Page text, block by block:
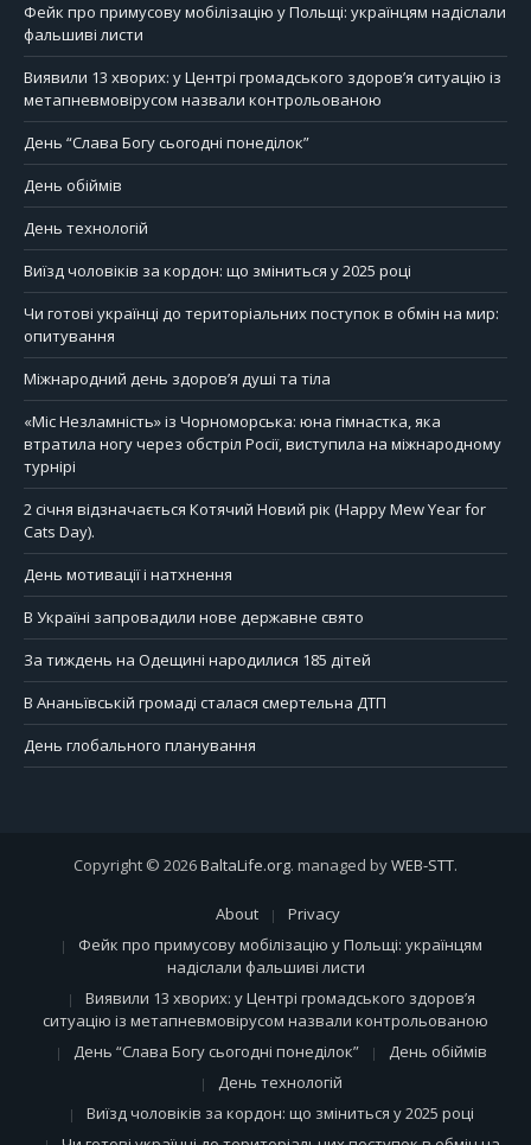
Фейк про примусову мобілізацію у Польщі: українцям надіслали
фальшиві листи
Виявили 13 хворих: у Центрі громадського здоров’я ситуацію із
метапневмовірусом назвали контрольованою
День “Слава Богу сьогодні понеділок”
День обіймів
День технологій
Виїзд чоловіків за кордон: що зміниться у 2025 році
Чи готові українці до територіальних поступок в обмін на мир:
опитування
Міжнародний день здоров’я душі та тіла
«Міс Незламність» із Чорноморська: юна гімнастка, яка
втратила ногу через обстріл Росії, виступила на міжнародному
турнірі
2 січня відзначається Котячий Новий рік (Happy Mew Year for
Cats Day).
День мотивації і натхнення
В Україні запровадили нове державне свято
За тиждень на Одещині народилися 185 дітей
В Ананьївській громаді сталася смертельна ДТП
День глобального планування
Copyright © 2026BaltaLife.org. managed byWEB-STT.
About
Privacy
Фейк про примусову мобілізацію у Польщі: українцям
надіслали фальшиві листи
Виявили 13 хворих: у Центрі громадського здоров’я
ситуацію із метапневмовірусом назвали контрольованою
День “Слава Богу сьогодні понеділок”
День обіймів
День технологій
Виїзд чоловіків за кордон: що зміниться у 2025 році